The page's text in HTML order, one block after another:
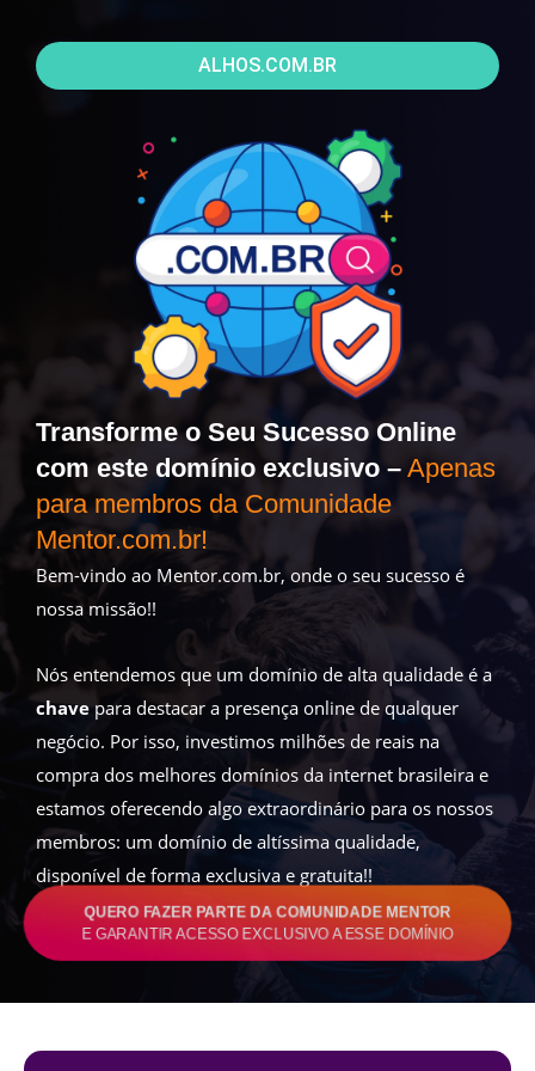
ALHOS.COM.BR
Transforme o Seu Sucesso Online
com este domínio exclusivo – Apenas
para membros da Comunidade
Mentor.com.br!
Bem-vindo ao Mentor.com.br, onde o seu sucesso é
nossa missão!!
Nós entendemos que um domínio de alta qualidade é a
chavepara destacar a presença online de qualquer
negócio. Por isso, investimos milhões de reais na
compra dos melhores domínios da internet brasileira e
estamos oferecendo algo extraordinário para os nossos
membros: um domínio de altíssima qualidade,
disponível de forma exclusiva e gratuita!!
QUERO FAZER PARTE DA COMUNIDADE MENTOR
E GARANTIR ACESSO EXCLUSIVO A ESSE DOMÍNIO